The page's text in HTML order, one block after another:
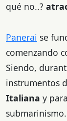
qué no..?
Panerai se
comenzando
Siendo,
instrumentos
Italiana y
submarinismo.